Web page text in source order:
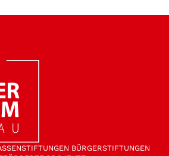
BÜRGER­STIFTUNGEN